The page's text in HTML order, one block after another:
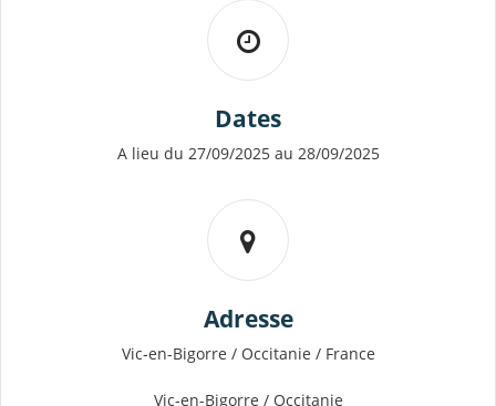
Dates
A lieu du 27/09/2025 au 28/09/2025
Adresse
Vic-en-Bigorre / Occitanie / France
Vic-en-Bigorre / Occitanie